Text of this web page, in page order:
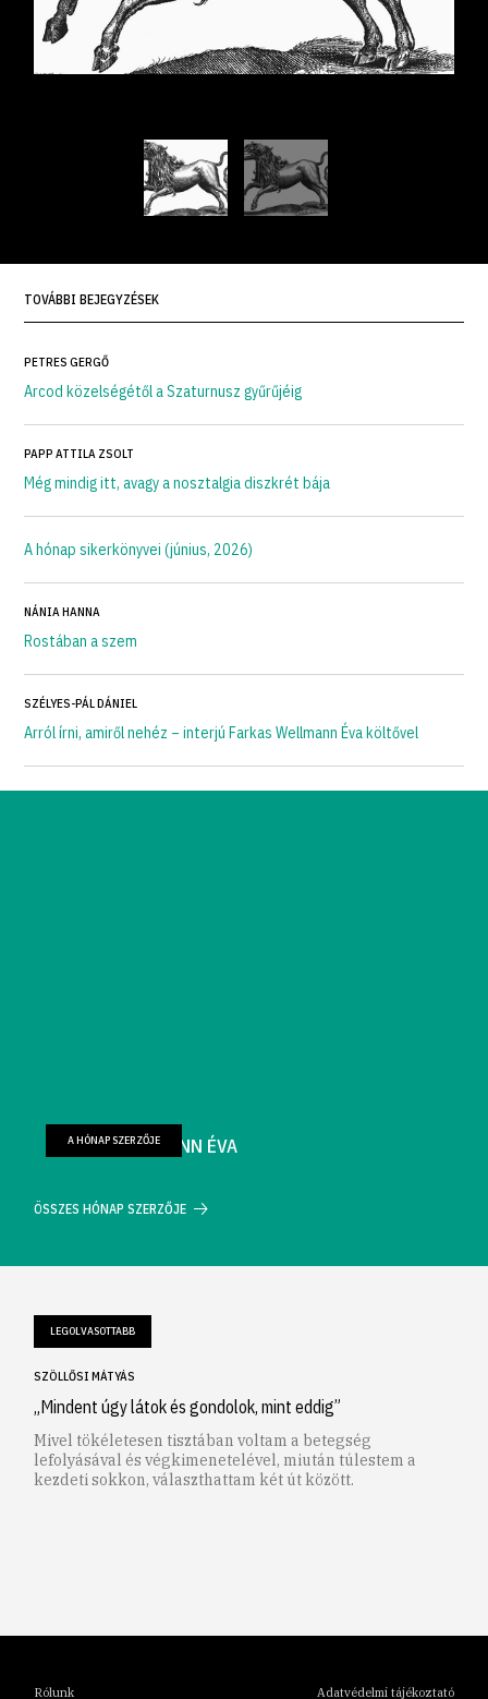
TOVÁBBI BEJEGYZÉSEK
PETRES GERGŐ
Arcod közelségétől a Szaturnusz gyűrűjéig
PAPP ATTILA ZSOLT
Még mindig itt, avagy a nosztalgia diszkrét bája
A hónap sikerkönyvei (június, 2026)
NÁNIA HANNA
Rostában a szem
SZÉLYES-PÁL DÁNIEL
Arról írni, amiről nehéz – interjú Farkas Wellmann Éva költővel
FARKAS WELLMANN ÉVA
A HÓNAP SZERZŐJE
ÖSSZES HÓNAP SZERZŐJE
LEGOLVASOTTABB
SZÖLLŐSI MÁTYÁS
„Mindent úgy látok és gondolok, mint eddig”
Mivel tökéletesen tisztában voltam a betegség
lefolyásával és végkimenetelével, miután túlestem a
kezdeti sokkon, választhattam két út között.
Rólunk Adatvédelmi tájékoztató